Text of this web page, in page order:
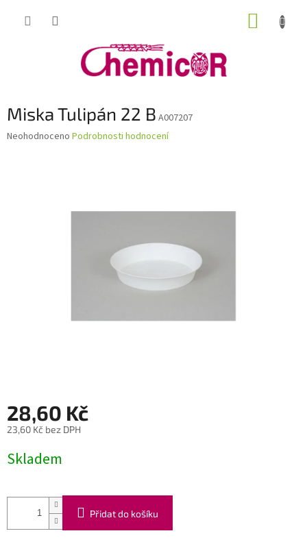
Miska Tulipán 22 B A007207
Průměrné
Neohodnoceno Podrobnosti hodnocení
28,60 Kč
23,60 Kč bez DPH
cena:
Skladem
Přidat do košíku